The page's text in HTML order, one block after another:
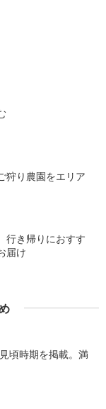
狩り農園をエリア
行き帰りにおすす
届け
頃時期を掲載。満